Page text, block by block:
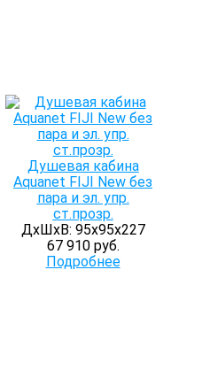
Душевая кабина
Aquanet FIJI New без
пара и эл. упр.
ст.прозр.
ДхШхВ: 95х95х227
67 910 руб.
Подробнее